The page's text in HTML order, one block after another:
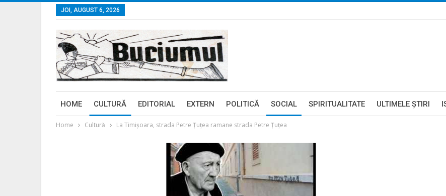
JOI, AUGUST 6, 2026
HOME CULTURĂ EDITORIAL EXTERN POLITICĂ SOCIAL SPIRITUALITATE ULTIMELE ŞTIRI
Home Cultură La Timișoara, strada Petre Țuțea ramane strada Petre Țuțea